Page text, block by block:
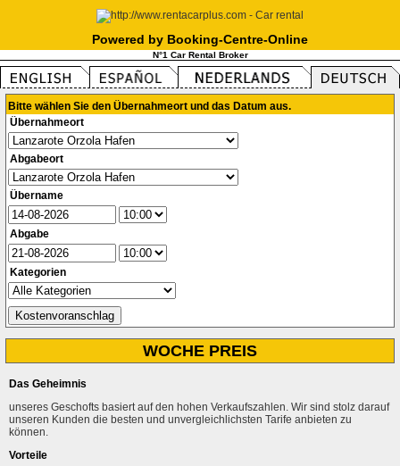
Powered by Booking-Centre-Online
N°1 Car Rental Broker
Bitte wählen Sie den Übernahmeort und das Datum aus.
Übernahmeort
Abgabeort
Übername
Abgabe
Kategorien
WOCHE PREIS
Das Geheimnis
unseres Geschofts basiert auf den hohen Verkaufszahlen. Wir sind stolz darauf
unseren Kunden die besten und unvergleichlichsten Tarife anbieten zu
können.
Vorteile